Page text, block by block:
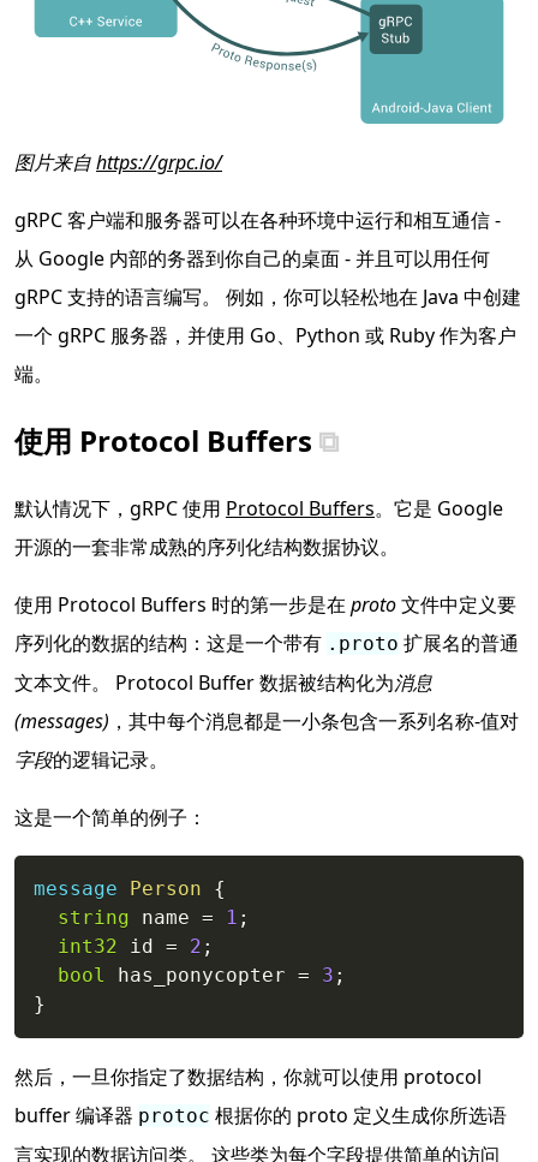
图片来自https://grpc.io/
gRPC 客户端和服务器可以在各种环境中运行和相互通信 -
从 Google 内部的务器到你自己的桌面 - 并且可以用任何
gRPC 支持的语言编写。 例如，你可以轻松地在 Java 中创建
一个 gRPC 服务器，并使用 Go、Python 或 Ruby 作为客户
端。
使用 Protocol Buffers
默认情况下，gRPC 使用 Protocol Buffers。它是 Google
开源的一套非常成熟的序列化结构数据协议。
使用 Protocol Buffers 时的第一步是在 proto文件中定义要
序列化的数据的结构：这是一个带有 .proto 扩展名的普通
文本文件。 Protocol Buffer 数据被结构化为消息
(messages) ，其中每个消息都是一小条包含一系列名称-值对
字段的逻辑记录。
这是一个简单的例子：
message Person
{
string name = 1 ;
int32 id = 2 ;
bool
has_ponycopter = 3 ;
}
然后，一旦你指定了数据结构，你就可以使用 protocol
buffer 编译器 protoc 根据你的 proto 定义生成你所选语
言实现的数据访问类。 这些类为每个字段提供简单的访问